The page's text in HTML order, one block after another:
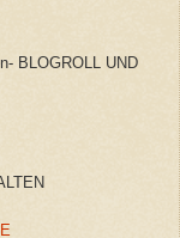
BLOGROLL UND